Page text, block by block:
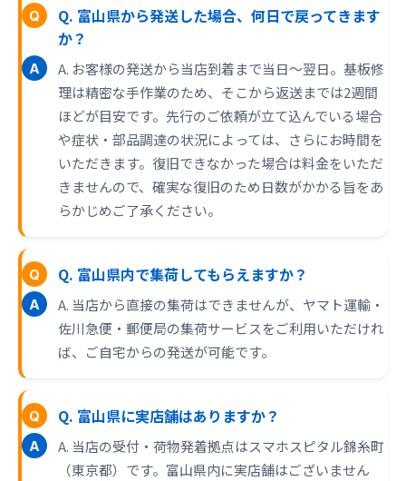
Q. 富山県から発送した場合、何日で戻ってきます
か？
A. お客様の発送から当店到着まで当日〜翌日。基板修
理は精密な手作業のため、そこから返送までは2週間
ほどが目安です。先行のご依頼が立て込んでいる場合
や症状・部品調達の状況によっては、さらにお時間を
いただきます。復旧できなかった場合は料金をいただ
きませんので、確実な復旧のため日数がかかる旨をあ
らかじめご了承ください。
Q. 富山県内で集荷してもらえますか？
A. 当店から直接の集荷はできませんが、ヤマト運輸・
佐川急便・郵便局の集荷サービスをご利用いただけれ
ば、ご自宅からの発送が可能です。
Q. 富山県に実店舗はありますか？
A. 当店の受付・荷物発着拠点はスマホスピタル錦糸町
（東京都）です。富山県内に実店舗はございません